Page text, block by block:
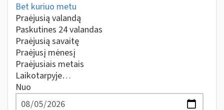
Bet kuriuo metu
Praėjusią valandą
Paskutines 24 valandas
Praėjusią savaitę
Praėjusį mėnesį
Praėjusiais metais
Laikotarpyje…
Nuo